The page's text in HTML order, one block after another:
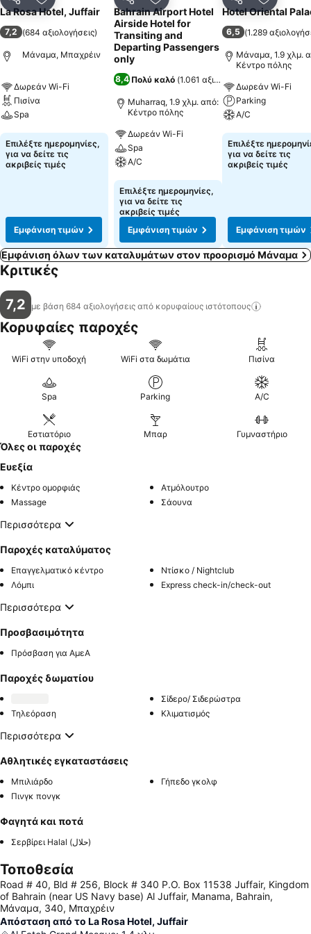
ΚοινοποίησηΠροσθήκη στα αγαπημένα
La Rosa Hotel, Juffair
7,2 (684 αξιολογήσεις)
Μάναμα, Μπαχρέιν
Δωρεάν Wi-Fi
Πισίνα
Spa
Εμφάνιση τιμών
Επιλέξτε ημερομηνίες,
για να δείτε τις
ακριβείς τιμές
Εμφάνιση τιμών
ΚοινοποίησηΠροσθήκη στα αγαπημένα
Bahrain Airport Hotel
Airside Hotel for
Transiting and
Departing Passengers
only
8,4 Πολύ καλό (1.061 αξιολογήσεις
Muharraq, 1.9 χλμ. από:
Κέντρο πόλης
Δωρεάν Wi-Fi
Spa
A/C
Εμφάνιση τιμών
Επιλέξτε ημερομηνίες,
για να δείτε τις
ακριβείς τιμές
Εμφάνιση τιμών
Κοινοποίηση
Hotel Oriental
6,5 (1.289
Μάναμα, 1.9 χλμ.
Κέντρο πόλης
Δωρεάν Wi-Fi
Parking
A/C
Εμφάνιση τιμών
Επιλέξτε
για να δείτε τις
ακριβείς τιμές
Εμφάνιση τιμών
Εμφάνιση όλων των καταλυμάτων στον προορισμό Μάναμα
Κριτικές
7,2 με βάση 684 αξιολογήσεις από κορυφαίους ιστότοπους
Κορυφαίες παροχές
WiFi στην υποδοχή WiFi στα δωμάτια Πισίνα
Spa Parking A/C
Εστιατόριο Μπαρ Γυμναστήριο
Όλες οι παροχές
Ευεξία
Κέντρο ομορφιάς
Ατμόλουτρο
Massage
Σάουνα
Περισσότερα
Παροχές καταλύματος
Επαγγελματικό κέντρο
Ντίσκο / Nightclub
Λόμπι
Express check-in/check-out
Περισσότερα
Προσβασιμότητα
Πρόσβαση για ΑμεΑ
Παροχές δωματίου
Σίδερο/ Σιδερώστρα
Τηλεόραση
Κλιματισμός
Περισσότερα
Αθλητικές εγκαταστάσεις
Μπιλιάρδο
Γήπεδο γκολφ
Πινγκ πονγκ
Φαγητά και ποτά
Σερβίρει Halal (حلال)
Τοποθεσία
Road # 40, Bld # 256, Block # 340 P.O. Box 11538 Juffair, Kingdom
of Bahrain (near US Navy base) Al Juffair, Manama, Bahrain,
Μάναμα, 340, Μπαχρέιν
Απόσταση από το La Rosa Hotel, Juffair